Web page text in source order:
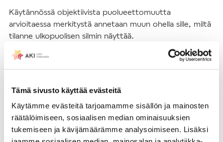
Tämä sivusto käyttää evästeitä
Käytämme evästeitä tarjoamamme sisällön ja mainosten
räätälöimiseen, sosiaalisen median ominaisuuksien
tukemiseen ja kävijämäärämme analysoimiseen. Lisäksi
Käytännössä objektiivista puolueettomuutta
arvioitaessa merkitystä annetaan muun ohella sille, miltä
tilanne ulkopuolisen silmin näyttää.
Merkitys henkilöstöä koskevassa
Mikäli siis päätöksentekoon osallistuva henkilö on ollutkin
edellä luetellulla perusteella esteellinen (hän on esim.
itse asianosaisen asemassa), täytyy hänen jäävätä itsensä
asian käsittelystä ja viranomaisen on 30 §:n mukaan